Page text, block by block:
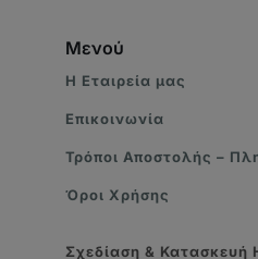
Μενού
Η Eταιρεία μας
Επικοινωνία
Τρόποι Αποστολής –
Όροι Χρήσης
Σχεδίαση & Κατασκευή